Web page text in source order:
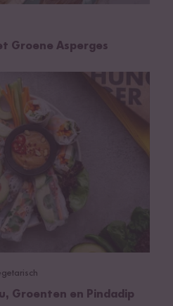
Groene Asperges
Groenten en Pindadip